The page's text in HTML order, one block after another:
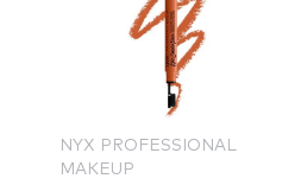
NYX PROFESSIONAL
MAKEUP